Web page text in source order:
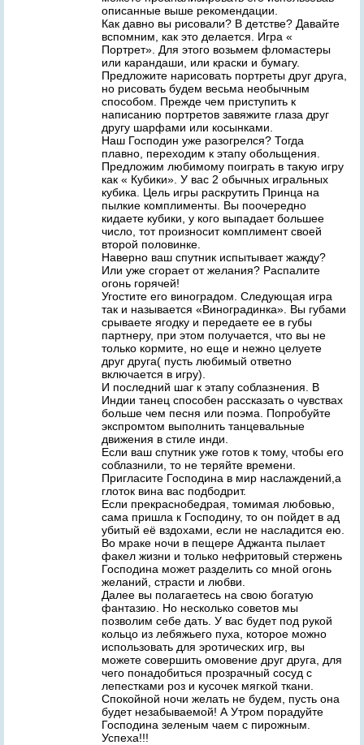
описанные выше рекомендации.
Как давно вы рисовали? В детстве? Давайте
вспомним, как это делается. Игра «
Портрет». Для этого возьмем фломастеры
или карандаши, или краски и бумагу.
Предложите нарисовать портреты друг друга,
но рисовать будем весьма необычным
способом. Прежде чем приступить к
написанию портретов завяжите глаза друг
другу шарфами или косынками.
Наш Господин уже разогрелся? Тогда
плавно, переходим к этапу обольщения.
Предложим любимому поиграть в такую игру
как « Кубики». У вас 2 обычных игральных
кубика. Цель игры раскрутить Принца на
пылкие комплименты. Вы поочередно
кидаете кубики, у кого выпадает большее
число, тот произносит комплимент своей
второй половинке.
Наверно ваш спутник испытывает жажду?
Или уже сгорает от желания? Распалите
огонь горячей!
Угостите его виноградом. Следующая игра
так и называется «Виноградинка». Вы губами
срываете ягодку и передаете ее в губы
партнеру, при этом получается, что вы не
только кормите, но еще и нежно целуете
друг друга( пусть любимый ответно
включается в игру).
И последний шаг к этапу соблазнения. В
Индии танец способен рассказать о чувствах
больше чем песня или поэма. Попробуйте
экспромтом выполнить танцевальные
движения в стиле инди.
Если ваш спутник уже готов к тому, чтобы его
соблазнили, то не теряйте времени.
Пригласите Господина в мир наслаждений,а
глоток вина вас подбодрит.
Если прекраснобедрая, томимая любовью,
сама пришла к Господину, то он пойдет в ад
убитый её вздохами, если не насладится ею.
Во мраке ночи в пещере Аджанта пылает
факел жизни и только нефритовый стержень
Господина может разделить со мной огонь
желаний, страсти и любви.
Далее вы полагаетесь на свою богатую
фантазию. Но несколько советов мы
позволим себе дать. У вас будет под рукой
кольцо из лебяжьего пуха, которое можно
использовать для эротических игр, вы
можете совершить омовение друг друга, для
чего понадобиться прозрачный сосуд с
лепестками роз и кусочек мягкой ткани.
Спокойной ночи желать не будем, пусть она
будет незабываемой! А Утром порадуйте
Господина зеленым чаем с пирожным.
Успеха!!!